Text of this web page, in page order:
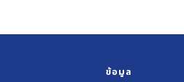
ข้อมูล